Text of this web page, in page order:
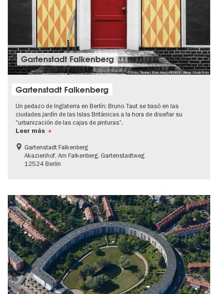
© Foto: Thomas Born / imageBROKER / Alamy Stock Foto
Gartenstadt Falkenberg
Gartenstadt Falkenberg
Un pedazo de Inglaterra en Berlín: Bruno Taut se basó en las
ciudades jardín de las Islas Británicas a la hora de diseñar su
"urbanización de las cajas de pinturas".
Leer más
Gartenstadt Falkenberg
Akazienhof, Am Falkenberg, Gartenstadtweg
12524 Berlin